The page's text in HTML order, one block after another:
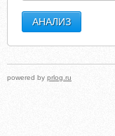
powered by prlog.ru